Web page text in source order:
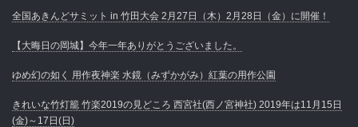
全国あきんどサミット in 竹田大会 2月27日（木）2月28日（金）に開催！
【大晦日の岡城】今年一年ありがとうございました。
ゆめ幻の如く 用作夜神楽 水鏡（みずかがみ）紅葉の用作公園
きれいな竹灯籠 竹楽2019の見どころ 西宮社(西ノ宮神社) 2019年は11月15日
(金)～17日(日)